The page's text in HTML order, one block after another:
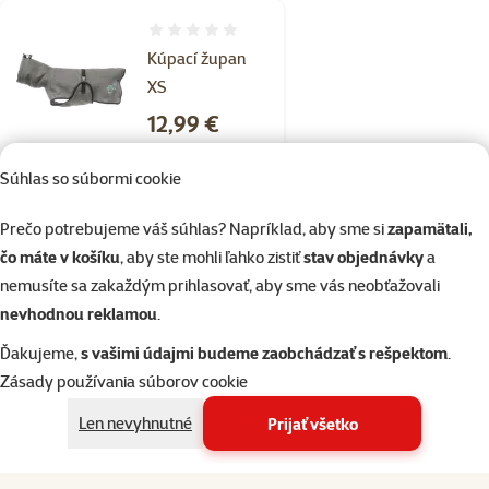
Súhlas so súbormi cookie
Prečo potrebujeme váš súhlas? Napríklad, aby sme sizapamätali,
čo máte v košíku, aby ste mohli ľahko zistiťstav objednávkya
nemusíte sa zakaždým prihlasovať, aby sme vás neobťažovali
nevhodnou reklamou.
Ďakujeme,s vašimi údajmi budeme zaobchádzať s rešpektom.
Zásady používania súborov cookie
Len nevyhnutné
Prijať všetko
Kúpací župan
XS
Cena
12,99 €
2+1 Akcia 2+1 zdarma
Skladom do košíka
Kúpací župan S
Hodnotenie 0%
Cena
17,99 €